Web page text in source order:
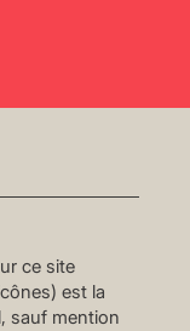
ce site
est la
sauf mention